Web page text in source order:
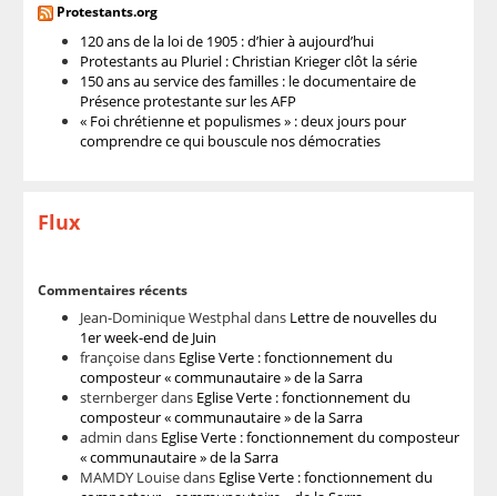
Protestants.org
120 ans de la loi de 1905 : d’hier à aujourd’hui
Protestants au Pluriel : Christian Krieger clôt la série
150 ans au service des familles : le documentaire de
Présence protestante sur les AFP
« Foi chrétienne et populismes » : deux jours pour
comprendre ce qui bouscule nos démocraties
Flux
Commentaires récents
Jean-Dominique Westphaldans Lettre de nouvelles du
1er week-end de Juin
françoisedans Eglise Verte : fonctionnement du
composteur « communautaire » de la Sarra
sternbergerdans Eglise Verte : fonctionnement du
composteur « communautaire » de la Sarra
admin dans Eglise Verte : fonctionnement du composteur
« communautaire » de la Sarra
MAMDY Louisedans Eglise Verte : fonctionnement du